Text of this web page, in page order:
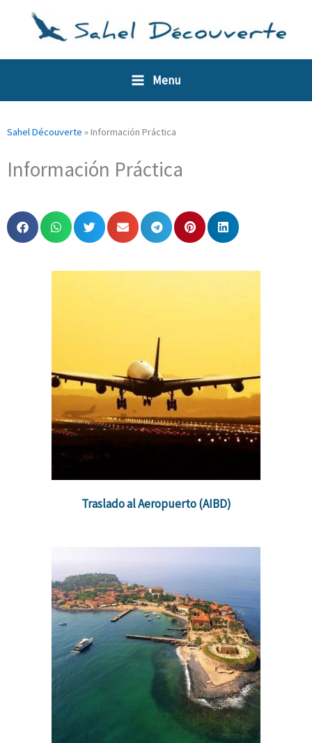
Menu
Sahel Découverte »Información Práctica
Información Práctica
Traslado al Aeropuerto (AIBD)
Panel de gestión de cookies